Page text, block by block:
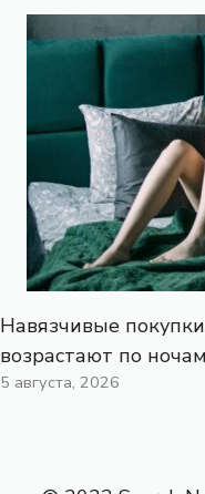
Навязчивые
возрастают по ночам
5 августа, 2026